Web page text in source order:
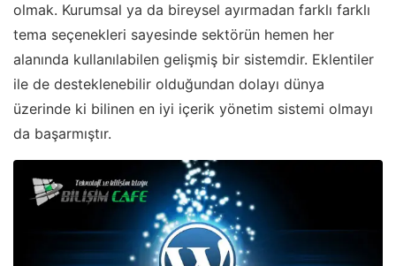
olmak. Kurumsal ya da bireysel ayırmadan farklı farklı
tema seçenekleri sayesinde sektörün hemen her
alanında kullanılabilen gelişmiş bir sistemdir. Eklentiler
ile de desteklenebilir olduğundan dolayı dünya
üzerinde ki bilinen en iyi içerik yönetim sistemi olmayı
da başarmıştır.